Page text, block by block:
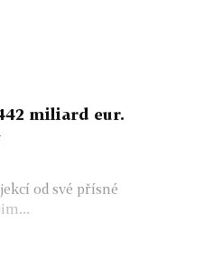
miliard eur.
od své přísné